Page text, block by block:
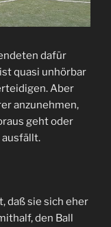
dafür
quasi unhörbar
Aber
anzunehmen,
geht oder
ausfällt.
daß sie sich eher
den Ball